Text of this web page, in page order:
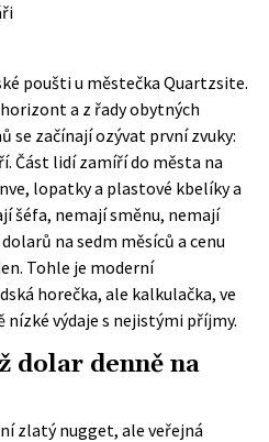
poušti u městečka Quartzsite.
a z řady obytných
se začínají ozývat první zvuky:
Část lidí zamíří do města na
lopatky a plastové kbelíky a
šéfa, nemají směnu, nemají
na sedm měsíců a cenu
Tohle je moderní
horečka, ale kalkulačka, ve
výdaje s nejistými příjmy.
dolar denně na
zlatý nugget, ale veřejná